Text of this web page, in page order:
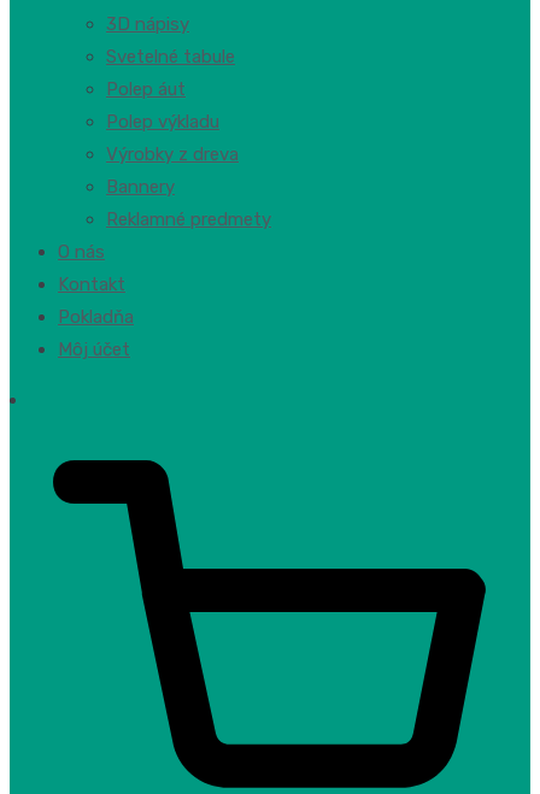
3D nápisy
Svetelné tabule
Polep áut
Polep výkladu
Výrobky z dreva
Bannery
Reklamné predmety
O nás
Kontakt
Pokladňa
Môj účet